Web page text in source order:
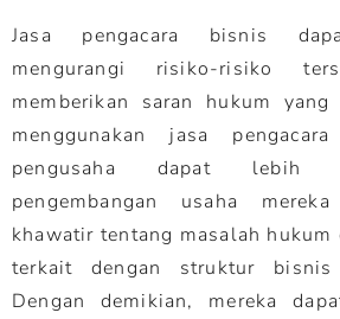
Jasa pengacara bisnis
mengurangi risiko-risiko
memberikan saran hukum yang
menggunakan jasa
pengusaha dapat lebih
pengembangan usaha
khawatir tentang masalah hukum
terkait dengan struktur
Dengan demikian, mereka